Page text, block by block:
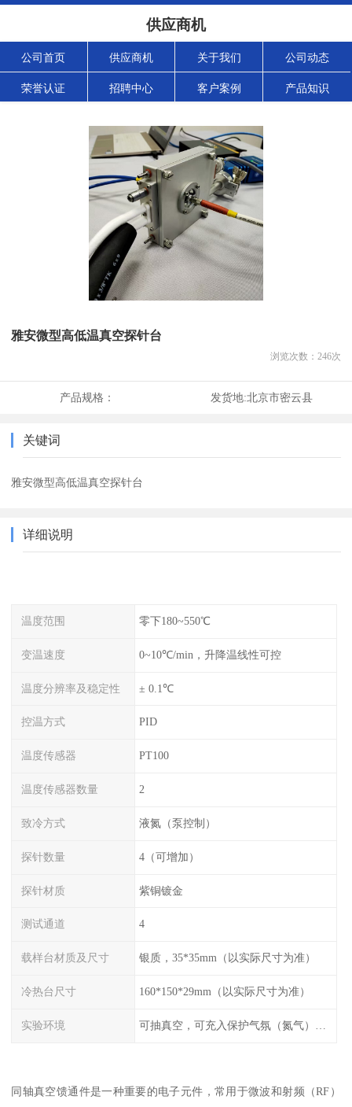
供应商机
公司首页 供应商机 关于我们 公司动态
荣誉认证 招聘中心 客户案例 产品知识
雅安微型高低温真空探针台
浏览次数： 246次
产品规格： 发货地:北京市密云县
关键词
雅安微型高低温真空探针台
详细说明
温度范围 零下180~550℃
变温速度 0~10℃/min，升降温线性可控
温度分辨率及稳定性 ± 0.1℃
控温方式 PID
温度传感器 PT100
温度传感器数量 2
致冷方式 液氮（泵控制）
探针数量 4（可增加）
探针材质 紫铜镀金
测试通道 4
载样台材质及尺寸 银质，35*35mm（以实际尺寸为准）
冷热台尺寸 160*150*29mm（以实际尺寸为准）
实验环境
同轴真空馈通件是一种重要的电子元件，常用于微波和射频（RF）